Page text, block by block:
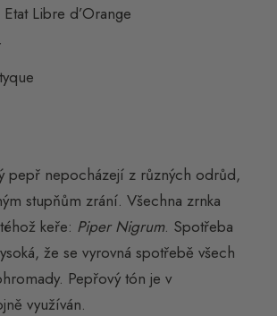
Etat Libre d’Orange
pepř nepocházejí z různých odrůd,
stupňům zrání. Všechna zrnka
keře: Piper Nigrum. Spotřeba
že se vyrovná spotřebě všech
Pepřový tón je v
využíván.